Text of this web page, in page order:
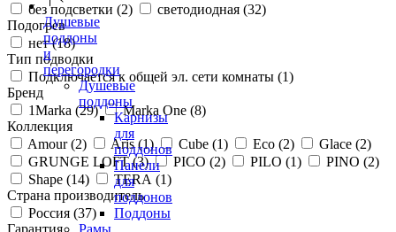
Душевые
поддоны
и
перегородки
Душевые
поддоны
Карнизы
для
поддонов
Панели
для
поддонов
Поддоны
без подсветки (2) светодиодная (32)
Подогрев
нет (18)
Тип подводки
Подключается к общей эл. сети комнаты (1)
Бренд
1Marka (29) Marka One (8)
Коллекция
Amour (2) Aris (1) Cube (1) Eco (2) Glace (2)
GRUNGE LOFT (3) PICO (2) PILO (1) PINO (2)
Shape (14) TERA (1)
Страна производитель
Россия (37)
Гарантия